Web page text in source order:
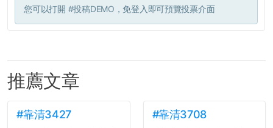
您可以打開 #投稿DEMO ，免登入即可預覽投票介面
推薦文章
#靠清3427 #靠清3708